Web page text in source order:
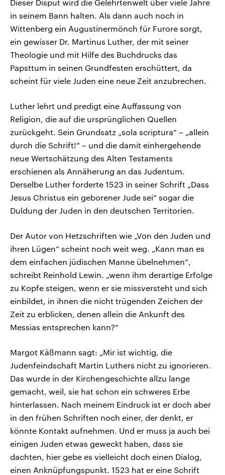
Dieser Disput wird die Gelehrtenwelt über viele Jahre
in seinem Bann halten. Als dann auch noch in
Wittenberg ein Augustinermönch für Furore sorgt,
ein gewisser Dr. Martinus Luther, der mit seiner
Theologie und mit Hilfe des Buchdrucks das
Papsttum in seinen Grundfesten erschüttert, da
scheint für viele Juden eine neue Zeit anzubrechen.
Luther lehrt und predigt eine Auffassung von
Religion, die auf die ursprünglichen Quellen
zurückgeht. Sein Grundsatz „sola scriptura“ – „allein
durch die Schrift!“ – und die damit einhergehende
neue Wertschätzung des Alten Testaments
erschienen als Annäherung an das Judentum.
Derselbe Luther forderte 1523 in seiner Schrift „Dass
Jesus Christus ein geborener Jude sei“ sogar die
Duldung der Juden in den deutschen Territorien.
Der Autor von Hetzschriften wie „Von den Juden und
ihren Lügen“ scheint noch weit weg. „Kann man es
dem einfachen jüdischen Manne übelnehmen“,
schreibt Reinhold Lewin. „wenn ihm derartige Erfolge
zu Kopfe steigen, wenn er sie missversteht und sich
einbildet, in ihnen die nicht trügenden Zeichen der
Zeit zu erblicken, denen allein die Ankunft des
Messias entsprechen kann?“
Margot Käßmann sagt: „Mir ist wichtig, die
Judenfeindschaft Martin Luthers nicht zu ignorieren.
Das wurde in der Kirchengeschichte allzu lange
gemacht, weil, sie hat schon ein schweres Erbe
hinterlassen. Nach meinem Eindruck ist er doch aber
in den frühen Schriften noch einer, der denkt, er
könnte Kontakt aufnehmen. Und er muss ja auch bei
einigen Juden etwas geweckt haben, dass sie
dachten, hier gebe es vielleicht doch einen Dialog,
einen Anknüpfungspunkt. 1523 hat er eine Schrift